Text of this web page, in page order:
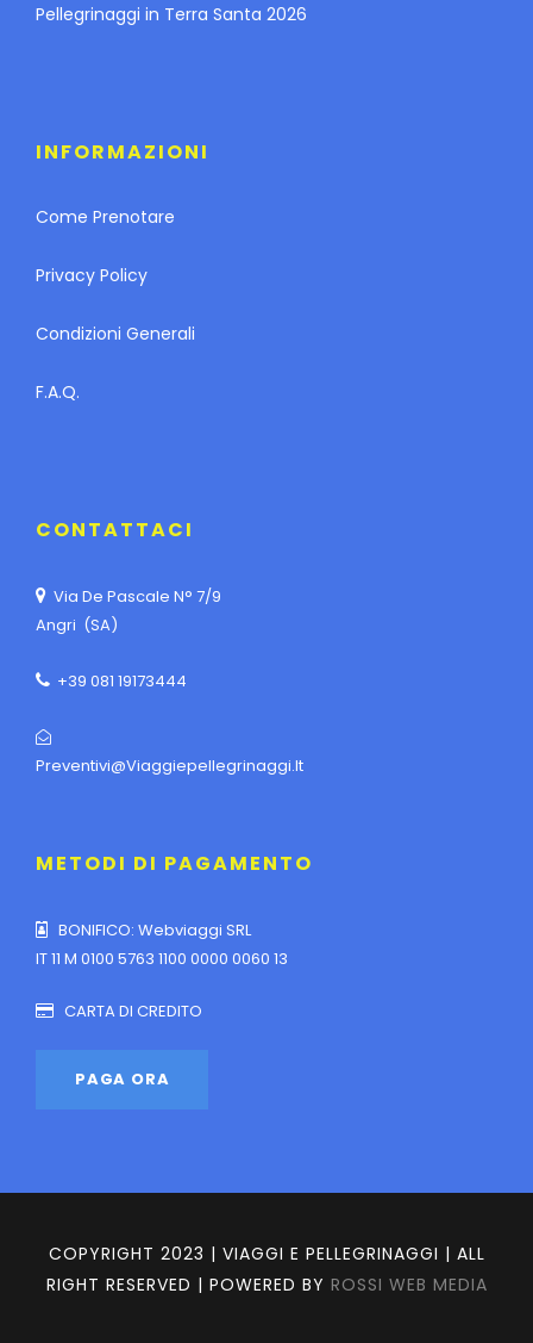
Pellegrinaggi in Terra Santa 2026
INFORMAZIONI
Come Prenotare
Privacy Policy
Condizioni Generali
F.A.Q.
CONTATTACI
Via De Pascale N° 7/9
Angri (SA)
+39 081 19173444
Preventivi@viaggiepellegrinaggi.it
METODI DI PAGAMENTO
BONIFICO: Webviaggi SRL
IT 11 M 0100 5763 1100 0000 0060 13
CARTA DI CREDITO
COPYRIGHT 2023 | VIAGGI E PELLEGRINAGGI | ALL
RIGHT RESERVED | POWERED BY ROSSI WEB MEDIA